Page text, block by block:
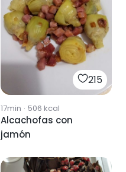
215
17min · 506 kcal
Alcachofas con
jamón